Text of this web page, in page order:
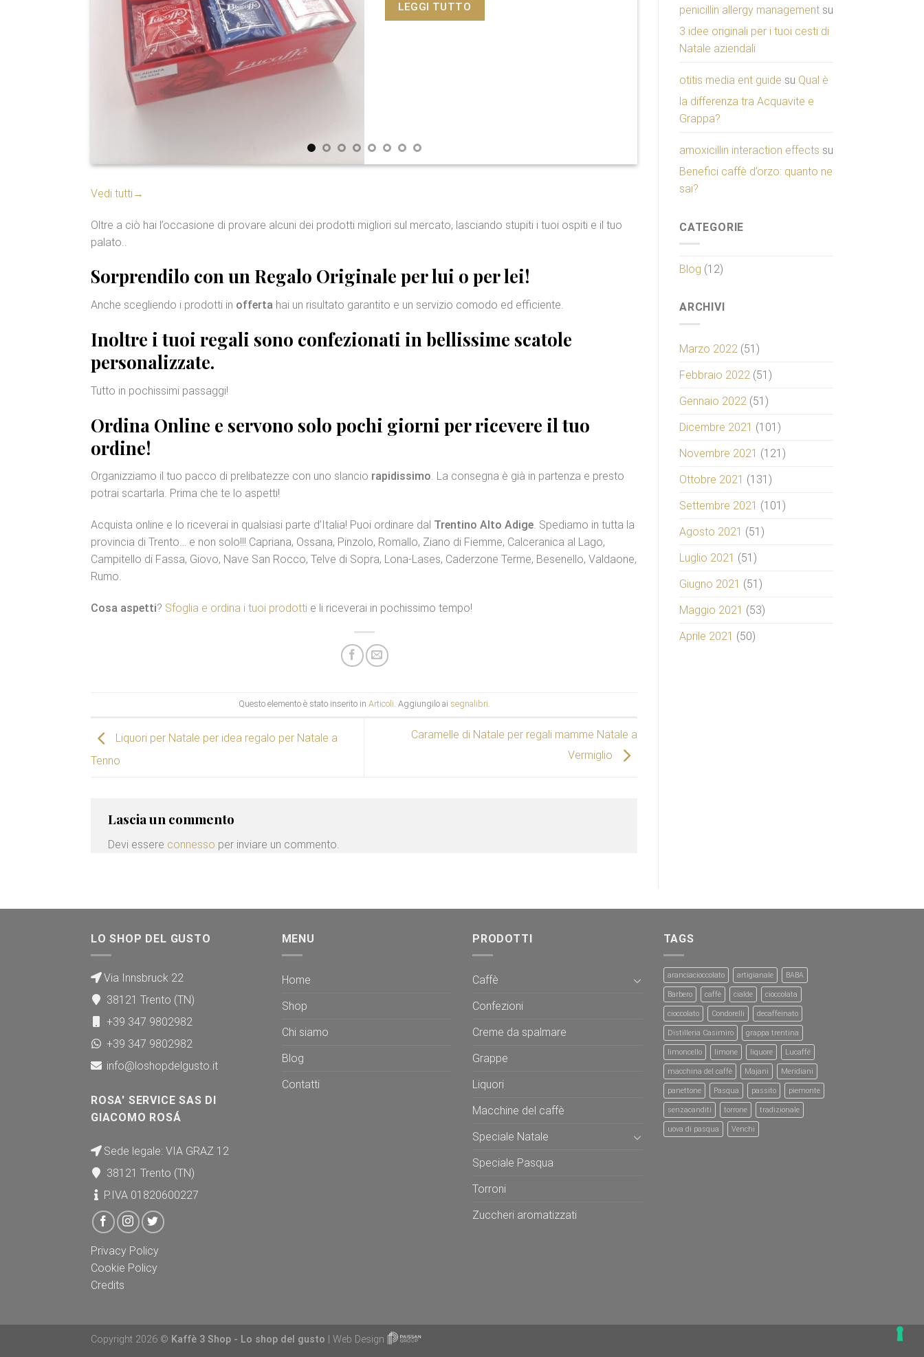
LEGGI TUTTO
Vedi tutti→
Oltre a ciò hai l’occasione di provare alcuni dei prodotti migliori sul mercato, lasciando stupiti i tuoi ospiti e il tuo
palato..
Sorprendilo con un Regalo Originale per lui o per lei!
Anche scegliendo i prodotti in offerta hai un risultato garantito e un servizio comodo ed efficiente.
Inoltre i tuoi regali sono confezionati in bellissime scatole
personalizzate.
Tutto in pochissimi passaggi!
Ordina Online e servono solo pochi giorni per ricevere il tuo
ordine!
Organizziamo il tuo pacco di prelibatezze con uno slancio rapidissimo. La consegna è già in partenza e presto
potrai scartarla. Prima che te lo aspetti!
Acquista online e lo riceverai in qualsiasi parte d’Italia! Puoi ordinare dal Trentino Alto Adige. Spediamo in tutta la
provincia di Trento… e non solo!!! Capriana, Ossana, Pinzolo, Romallo, Ziano di Fiemme, Calceranica al Lago,
Campitello di Fassa, Giovo, Nave San Rocco, Telve di Sopra, Lona-Lases, Caderzone Terme, Besenello, Valdaone,
Rumo.
Cosa aspetti? Sfoglia e ordina i tuoi prodotti e li riceverai in pochissimo tempo!
Questo elemento è stato inserito in Articoli. Aggiungilo ai segnalibri.
Liquori per Natale per idea regalo per Natale a
Tenno
Caramelle di Natale per regali mamme Natale a
Vermiglio
Lascia un commento
Devi essere connesso per inviare un commento.
penicillin allergy management su
3 idee originali per i tuoi cesti di
Natale aziendali
otitis media ent guide su Qual è
la differenza tra Acquavite e
Grappa?
amoxicillin interaction effects su
Benefici caffè d’orzo: quanto ne
sai?
CATEGORIE
Blog (12)
ARCHIVI
Marzo 2022 (51)
Febbraio 2022 (51)
Gennaio 2022 (51)
Dicembre 2021 (101)
Novembre 2021 (121)
Ottobre 2021 (131)
Settembre 2021 (101)
Agosto 2021 (51)
Luglio 2021 (51)
Giugno 2021 (51)
Maggio 2021 (53)
Aprile 2021 (50)
LO SHOP DEL GUSTO
Via Innsbruck 22
38121 Trento (TN)
+39 347 9802982
+39 347 9802982
info@loshopdelgusto.it
ROSA' SERVICE SAS DI
GIACOMO ROSÁ
Sede legale: VIA GRAZ 12
38121 Trento (TN)
P.IVA 01820600227
Privacy Policy
Cookie Policy
Credits
MENU
Home
Shop
Chi siamo
Blog
Contatti
PRODOTTI
Caffè
Confezioni
Creme da spalmare
Grappe
Liquori
Macchine del caffè
Speciale Natale
Speciale Pasqua
Torroni
Zuccheri aromatizzati
TAGS
aranciacioccolato artigianale BABA
Barbero caffè cialde cioccolata
cioccolato Condorelli decaffeinato
Distilleria Casimiro grappa trentina
limoncello limone liquore Lucaffé
macchina del caffè Majani Meridiani
panettone Pasqua passito piemonte
senzacanditi torrone tradizionale
uova di pasqua Venchi
Copyright 2026 © Kaffè 3 Shop - Lo shop del gusto | Web Design